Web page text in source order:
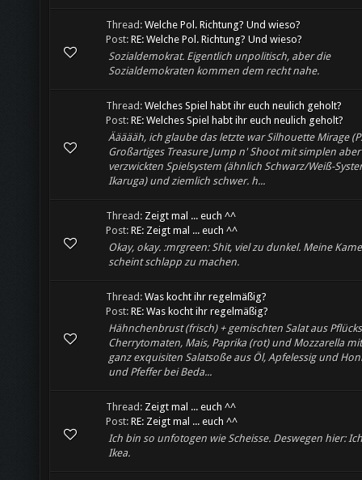
Thread: Welche Pol. Richtung? Und wieso?
Post: RE: Welche Pol. Richtung? Und wieso?
Sozialdemokrat. Eigentlich unpolitisch, aber die
Sozialdemokraten kommen dem recht nahe.
Thread: Welches Spiel habt ihr euch neulich geholt?
Post: RE: Welches Spiel habt ihr euch neulich geholt?
Äääääh, ich glaube das letzte war Silhouette Mirage
Großartiges Treasure Jump n' Shoot mit simplen aber
verzwickten Spielsystem (ähnlich Schwarz/Weiß-
Ikaruga) und ziemlich schwer. h...
Thread: Zeigt mal ... euch ^^
Post: RE: Zeigt mal ... euch ^^
Okay, okay. :mrgreen: Shit, viel zu dunkel. Meine
scheint schlapp zu machen.
Thread: Was kocht ihr regelmäßig?
Post: RE: Was kocht ihr regelmäßig?
Hähnchenbrust (frisch) + gemischten Salat aus
Cherrytomaten, Mais, Paprika (rot) und Mozzarella
ganz exquisiten Salatsoße aus Öl, Apfelessig und
und Pfeffer bei Beda...
Thread: Zeigt mal ... euch ^^
Post: RE: Zeigt mal ... euch ^^
Ich bin so unfotogen wie Scheisse. Deswegen hier:
Ikea.